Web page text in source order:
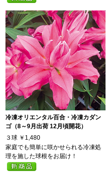
冷凍オリエンタル百合・冷凍カダン
ゴ（8～9月出荷 12月頃開花）
３球 ￥1,480
家庭でも簡単に咲かせられる冷凍処
理を施した球根をお届け！